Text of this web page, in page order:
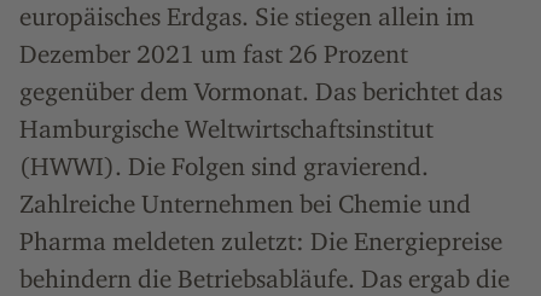
europäisches Erdgas. Sie stiegen allein im
Dezember 2021 um fast 26 Prozent
gegenüber dem Vormonat. Das berichtet das
Hamburgische Weltwirtschaftsinstitut
(HWWI). Die Folgen sind gravierend.
Zahlreiche Unternehmen bei Chemie und
Pharma meldeten zuletzt: Die Energiepreise
behindern die Betriebsabläufe. Das ergab die